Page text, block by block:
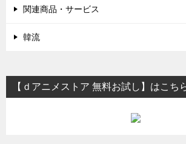
関連商品・サービス
韓流
【ｄアニメストア 無料お試し】はこち